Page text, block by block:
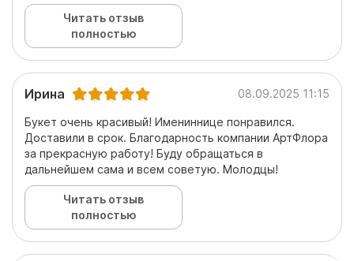
Читать отзыв
полностью
Ирина 08.09.2025 11:15
Букет очень красивый! Имениннице понравился.
Доставили в срок. Благодарность компании АртФлора
за прекрасную работу! Буду обращаться в
дальнейшем сама и всем советую. Молодцы!
Читать отзыв
полностью